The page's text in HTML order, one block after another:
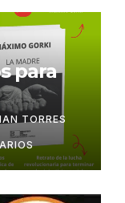
para
TORRES